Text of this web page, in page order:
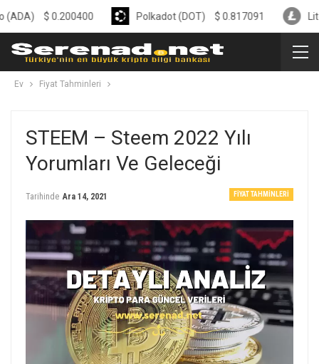
Ev Fiyat Tahminleri
STEEM – Steem 2022 Yılı
Yorumları Ve Geleceği
FIYAT TAHMINLERI
Tarihinde Ara 14, 2021
$0.200400 Polkadot (DOT) $0.817091 Litecoin